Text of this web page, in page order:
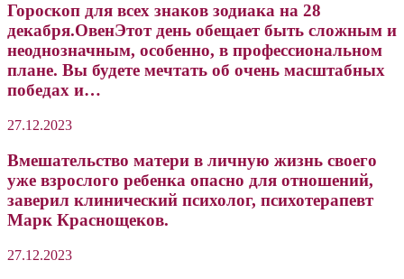
Гороскоп для всех знаков зодиака на 28
декабря.ОвенЭтот день обещает быть сложным и
неоднозначным, особенно, в профессиональном
плане. Вы будете мечтать об очень масштабных
победах и…
27.12.2023
Вмешательство матери в личную жизнь своего
уже взрослого ребенка опасно для отношений,
заверил клинический психолог, психотерапевт
Марк Краснощеков.
27.12.2023